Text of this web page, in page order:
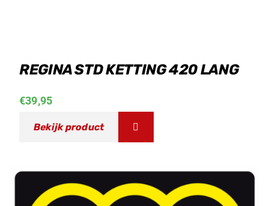
REGINA STD KETTING 420 LANG
€39,95
Bekijk product